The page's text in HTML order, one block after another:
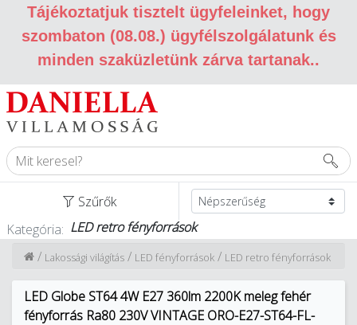
Tájékoztatjuk tisztelt ügyfeleinket, hogy
szombaton (08.08.) ügyfélszolgálatunk és
minden szaküzletünk zárva tartanak..
Szűrők
Kategória: LED retro fényforrások
LED retro fényforrások
/
LED fényforrások
/
Lakossági világítás
/
LED Globe ST64 4W E27 360lm 2200K meleg fehér
fényforrás Ra80 230V VINTAGE ORO-E27-ST64-FL-